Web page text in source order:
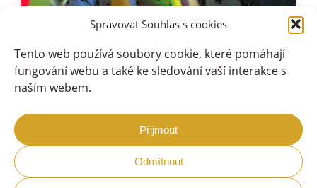
Spravovat Souhlas s cookies
Tento web používá soubory cookie, které pomáhají
fungování webu a také ke sledování vaší interakce s
naším webem.
Přijmout
Odmítnout
Nadační Fond AD Group srdcem
Transparentní účet 123-249260297/0100